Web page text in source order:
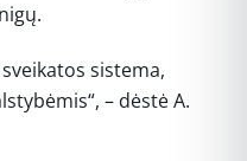
sistema,
– dėstė A.